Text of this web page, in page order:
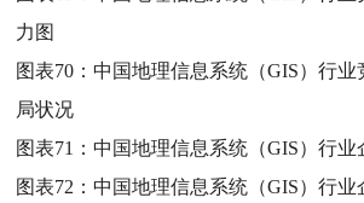
力图
图表70：中国地理信息系统（GIS）行
局状况
图表71：中国地理信息系统（GIS）行
图表72：中国地理信息系统（GIS）行